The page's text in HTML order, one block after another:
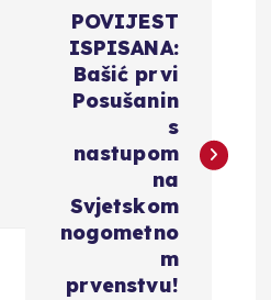
POVIJEST
ISPISANA:
Bašić prvi
Posušanin
s
nastupom
na
Svjetskom
nogometno
m
prvenstvu!